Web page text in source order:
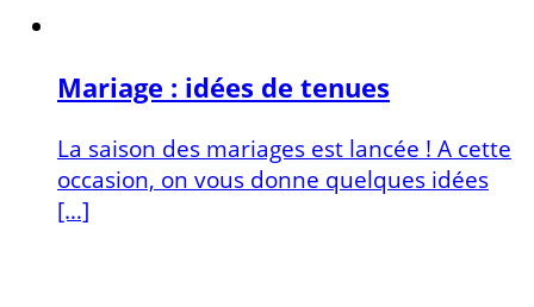
Mariage : idées de tenues
La saison des mariages est lancée ! A cette
occasion, on vous donne quelques idées
[…]